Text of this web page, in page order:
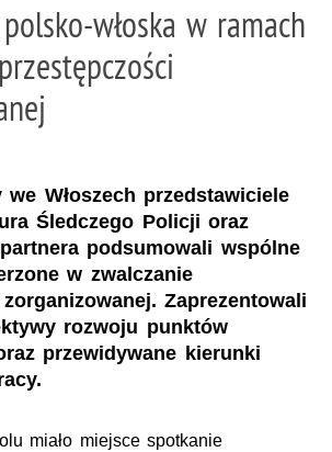
włoska w ramach
Włoszech przedstawiciele
Śledczego Policji oraz
podsumowali wspólne
w zwalczanie
Zaprezentowali
rozwoju punktów
przewidywane kierunki
miało miejsce spotkanie